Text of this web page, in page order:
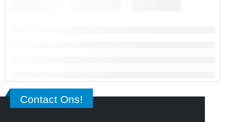
Contact Ons!